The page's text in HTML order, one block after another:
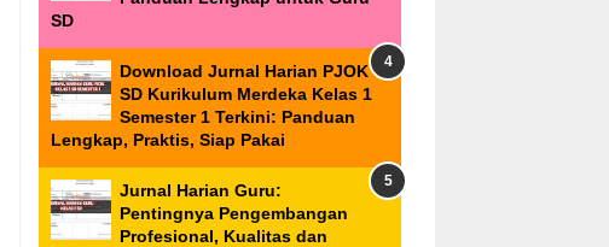
SD
Download Jurnal Harian PJOK
SD Kurikulum Merdeka Kelas 1
Semester 1 Terkini: Panduan
Lengkap, Praktis, Siap Pakai
Jurnal Harian Guru:
Pentingnya Pengembangan
Profesional, Kualitas dan